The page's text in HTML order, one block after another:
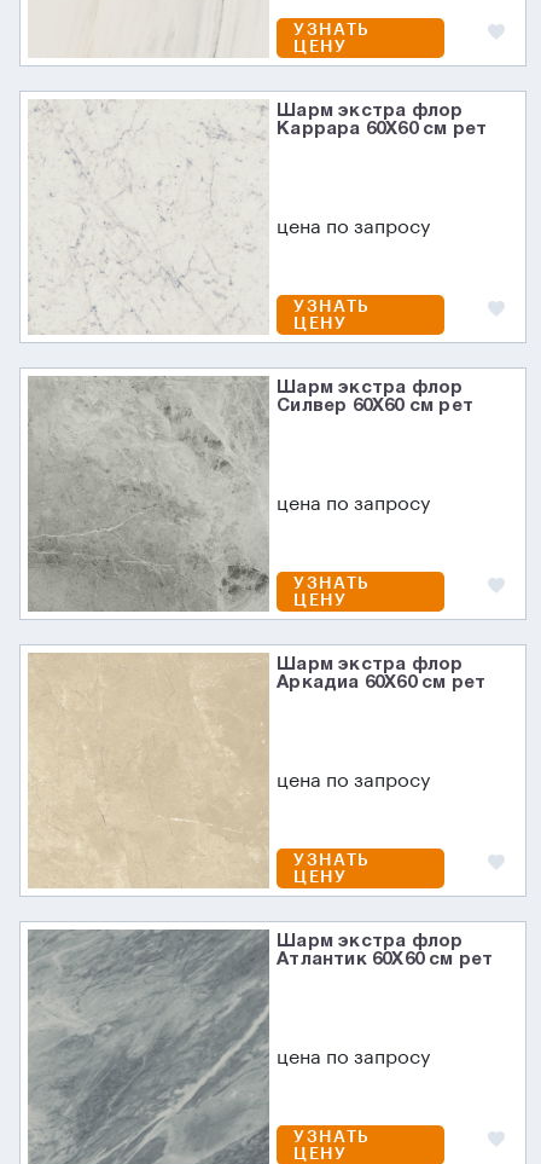
УЗНАТЬ
ЦЕНУ
Шарм экстра флор
Каррара 60X60 см рет
цена по запросу
УЗНАТЬ
ЦЕНУ
Шарм экстра флор
Силвер 60X60 см рет
цена по запросу
УЗНАТЬ
ЦЕНУ
Шарм экстра флор
Аркадиа 60X60 см рет
цена по запросу
УЗНАТЬ
ЦЕНУ
Шарм экстра флор
Атлантик 60X60 см рет
цена по запросу
УЗНАТЬ
ЦЕНУ